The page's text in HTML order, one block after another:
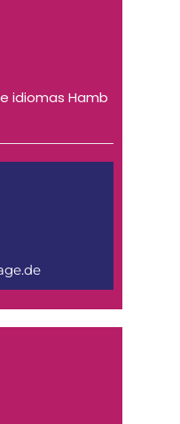
idiomas Hamb